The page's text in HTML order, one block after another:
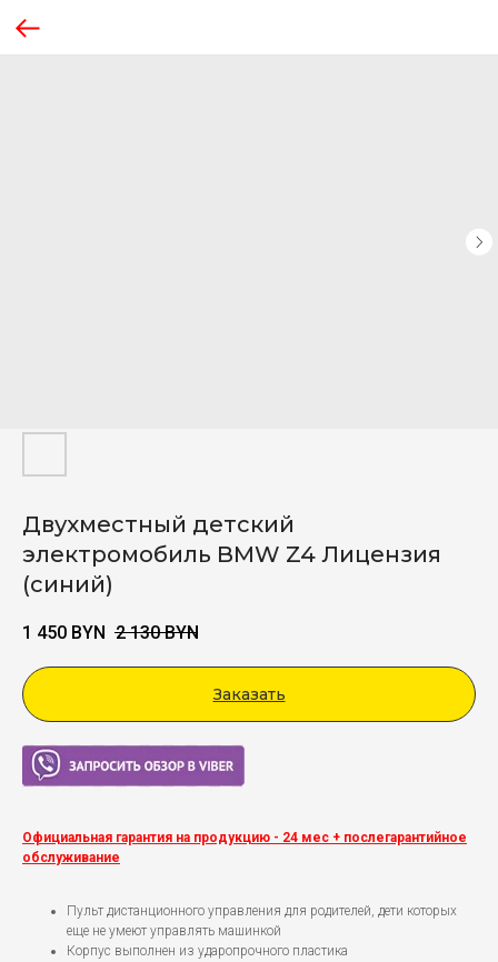
Двухместный детский
электромобиль BMW Z4 Лицензия
(синий)
1 450 BYN 2 130 BYN
Заказать
Viber
Официальная гарантия на продукцию - 24 мес + послегарантийное
обслуживание
Пульт дистанционного управления для родителей, дети которых
еще не умеют управлять машинкой
Корпус выполнен из ударопрочного пластика